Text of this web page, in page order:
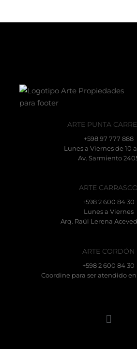
ARTE PUNTA
+598 97 777 888
Lunes a Viernes de 10 a
Av. Sarmiento
ARTE CARRASCO
+598 2 600 84 30
Lunes a Viernes
Arq. Raúl Lerena
ARTE CORDÓN
+598 2 600 84 30
Coordine para ser atendido